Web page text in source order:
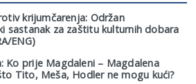
krijumčarenja: Održan
sastanak za zaštitu kulturnih dobara
ENG)
Ko prije Magdaleni – Magdalena
Tito, Meša, Hodler ne mogu kući?